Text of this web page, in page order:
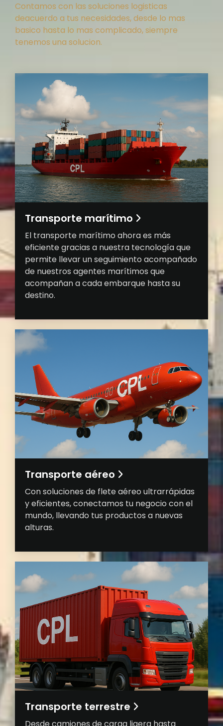
Contamos con las soluciones logisticas
deacuerdo a tus necesidades, desde lo mas
basico hasta lo mas complicado, siempre
tenemos una solucion.
Transporte marítimo
El transporte marítimo ahora es más
eficiente gracias a nuestra tecnología que
permite llevar un seguimiento acompañado
de nuestros agentes marítimos que
acompañan a cada embarque hasta su
destino.
Transporte aéreo
Con soluciones de flete aéreo ultrarrápidas
y eficientes, conectamos tu negocio con el
mundo, llevando tus productos a nuevas
alturas.
Transporte terrestre
Desde camiones de carga ligera hasta